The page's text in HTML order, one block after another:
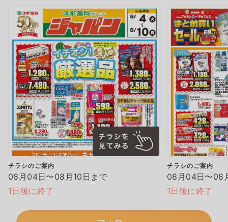
チラシのご案内
08月04日〜08月10日まで
1日後に終了
チラシのご案内
08月04日〜08
1日後に終了